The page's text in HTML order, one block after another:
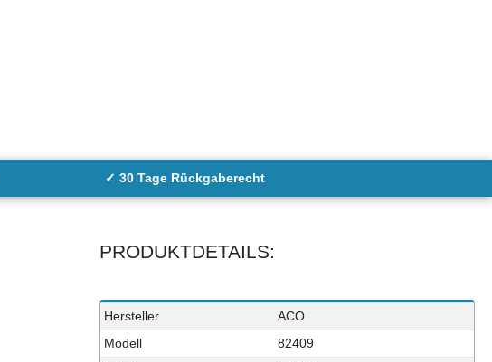
✓ 30 Tage Rückgaberecht
PRODUKTDETAILS:
Technisches
Merkmal
Wert
Hersteller
ACO
Modell
82409